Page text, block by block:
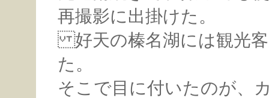
再撮影に出掛けた。
好天の榛名湖には観光客
た。
そこで目に付いたのが、